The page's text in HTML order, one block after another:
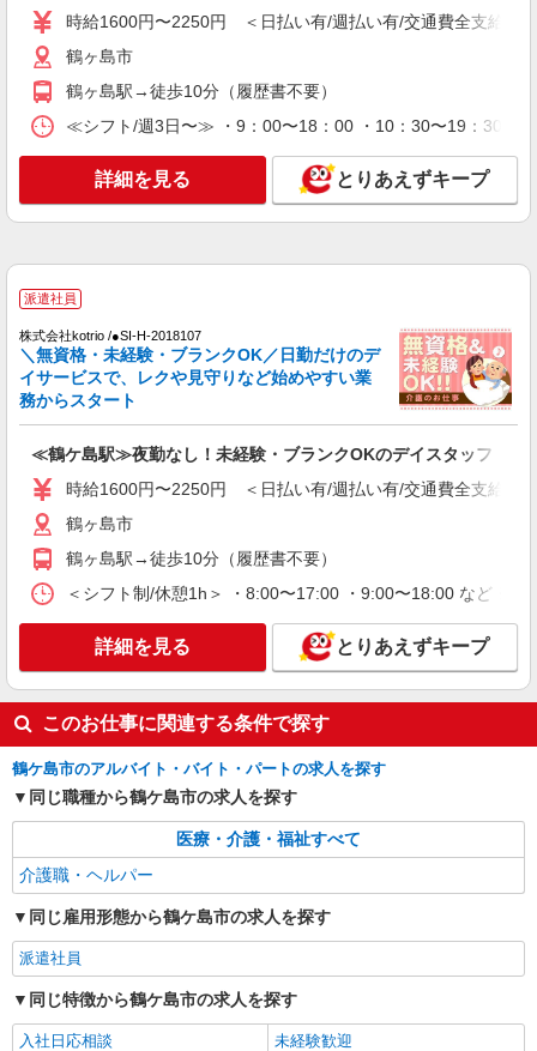
株式会社トラストグロース 新宿本社 第3営業部
による
埼玉県鶴ケ島市
キープ 詳細を見る
派遣社員
未経験：時給1450〜1650円（資格・経験によ
る） 経験者：時給1650〜1850円（資格・経験によ
る） ◎月収例 時給1850円×1日8時間×22日（週5
当社規定あり
埼玉県鶴ケ島市 【最寄駅】 ◆東武越生線「一
本松駅」 ◆東武東上線「鶴ケ島駅」 ★その他、近
隣に多数勤務地あります！
キープ 詳細を見る
派遣社員
株式会社kotrio /●SI-H-2067222
鶴ケ島駅★未経験OKの人間関係に悩まない職
場へ★サ高住スタッフ
通費全支給(ガソリン代含む)＞
鶴ヶ島市
キープ
派遣社員
株式会社トラストグロース 新宿本社 第3営業部
特別養護老人ホームでの介護士
時給：初任者1450円 実務者1500円
埼玉県鶴ケ島市
株式会社kotrio /●SI-H-2067142
時給1600円〜2250円 ＜日払い有/週払い有/交通費全支給(ガ
鶴ヶ島市
鶴ヶ島駅→徒歩10分（履歴書不要）
≪シフト/週3日〜≫ ・9：00〜18：00 ・10：30〜19：30 ・
詳細を見る とりあえずキープ
派遣社員
株式会社kotrio /●SI-H-2018107
＼無資格・未経験・ブランクOK／日勤だけのデ
イサービスで、レクや見守りなど始めやすい業
務からスタート
≪鶴ケ島駅≫夜勤なし！未経験・ブランクOKのデイスタッフ
時給1600円〜2250円 ＜日払い有/週払い有/交通費全支給(ガ
鶴ヶ島市
鶴ヶ島駅→徒歩10分（履歴書不要）
＜シフト制/休憩1h＞ ・8:00〜17:00 ・9:00〜18:00 など ※
詳細を見る とりあえずキープ
このお仕事に関連する条件で探す
鶴ケ島市のアルバイト・バイト・パートの求人を探す
同じ職種から鶴ケ島市の求人を探す
医療・介護・福祉すべて
介護職・ヘルパー
同じ雇用形態から鶴ケ島市の求人を探す
派遣社員
同じ特徴から鶴ケ島市の求人を探す
入社日応相談
未経験歓迎